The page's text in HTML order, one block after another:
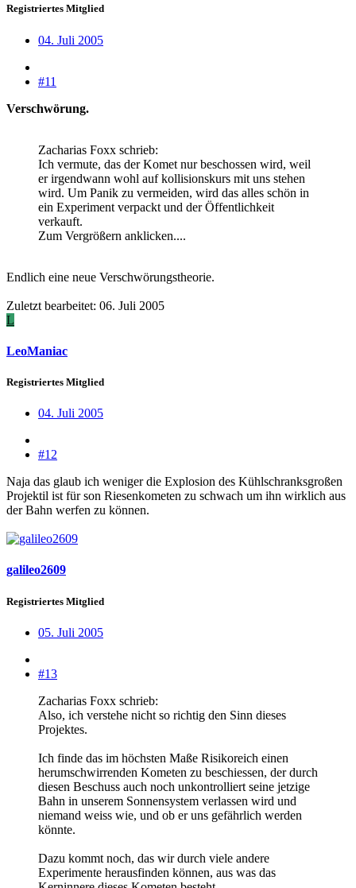
Registriertes Mitglied
04. Juli 2005
#11
Verschwörung.
Zacharias Foxx schrieb:
Ich vermute, das der Komet nur beschossen wird, weil
er irgendwann wohl auf kollisionskurs mit uns stehen
wird. Um Panik zu vermeiden, wird das alles schön in
ein Experiment verpackt und der Öffentlichkeit
verkauft.
Zum Vergrößern anklicken....
Endlich eine neue Verschwörungstheorie.
Zuletzt bearbeitet: 06. Juli 2005
L
LeoManiac
Registriertes Mitglied
04. Juli 2005
#12
Naja das glaub ich weniger die Explosion des Kühlschranksgroßen
Projektil ist für son Riesenkometen zu schwach um ihn wirklich aus
der Bahn werfen zu können.
galileo2609
Registriertes Mitglied
05. Juli 2005
#13
Zacharias Foxx schrieb:
Also, ich verstehe nicht so richtig den Sinn dieses
Projektes.
Ich finde das im höchsten Maße Risikoreich einen
herumschwirrenden Kometen zu beschiessen, der durch
diesen Beschuss auch noch unkontrolliert seine jetzige
Bahn in unserem Sonnensystem verlassen wird und
niemand weiss wie, und ob er uns gefährlich werden
könnte.
Dazu kommt noch, das wir durch viele andere
Experimente herausfinden können, aus was das